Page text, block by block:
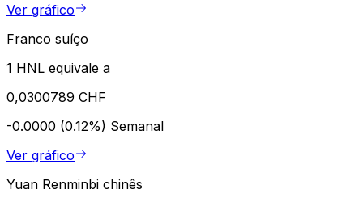
Ver gráfico
Franco suíço
1 HNL equivale a
0,0300789 CHF
-0.0000 (0.12%) Semanal
Ver gráfico
Yuan Renminbi chinês